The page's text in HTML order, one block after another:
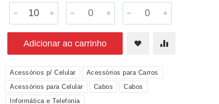
Adicionar ao carrinho
Acessórios p/ Celular
Acessórios para Carros
Acessórios para Celular
Cabos
Cabos
Informática e Telefonia